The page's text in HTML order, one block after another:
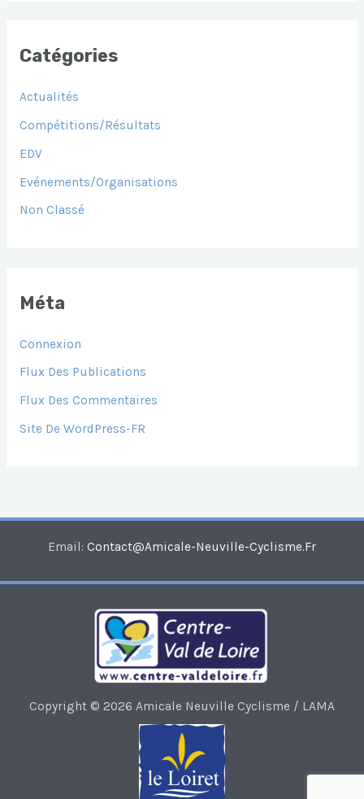
Catégories
Actualités
Compétitions/Résultats
EDV
Evénements/Organisations
Non Classé
Méta
Connexion
Flux Des Publications
Flux Des Commentaires
Site De WordPress-FR
Email: Contact@amicale-Neuville-Cyclisme.fr
Copyright © 2026 Amicale Neuville Cyclisme / LAMA